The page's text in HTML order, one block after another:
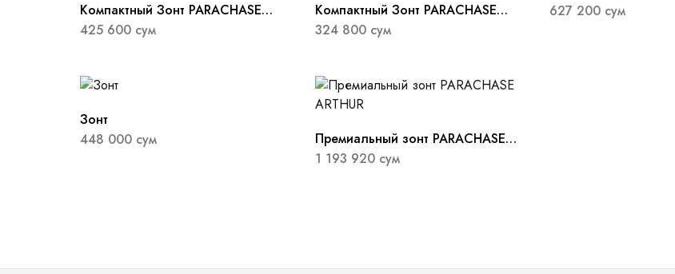
Компактный Зонт PARACHASE
3285
425 600 сум
Компактный Зонт PARACHASE
3260
324 800 сум
627 200 сум
Зонт
448 000 сум
Премиальный зонт PARACHASE
ARTHUR
1 193 920 сум